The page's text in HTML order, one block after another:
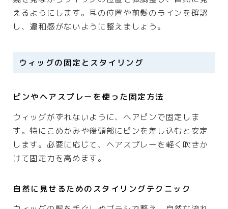
えるようにします。耳の位置や前髪のラインを確認
し、違和感がないように整えましょう。
ウィッグの固定とスタイリング
ピンやヘアスプレーを使った固定方法
ウィッグがずれないように、ヘアピンで固定しま
す。特にこめかみや後頭部にピンを差し込むと安定
します。必要に応じて、ヘアスプレーを軽く吹きか
けて固定力を高めます。
自然に見せるためのスタイリングテクニック